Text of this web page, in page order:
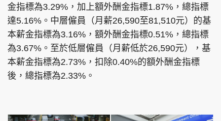
親子王 Oh!爸媽 JobMarket
頭條搵工
關於我們 使用條款
金指標為3.29%，加上額外酬金指標1.87%，總指標
達5.16%。中層僱員（月薪26,590至81,510元）的基
本薪金指標為3.16%，額外酬金指標0.51%，總指標
為3.67%。至於低層僱員（月薪低於26,590元），基
本薪金指標為2.73%，扣除0.40%的額外酬金指標
後，總指標為2.33%。